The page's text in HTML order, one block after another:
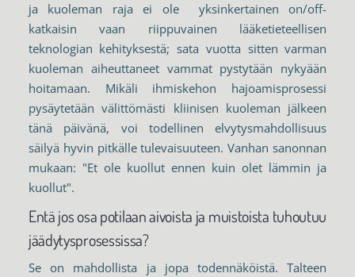
ja kuoleman raja ei ole yksinkertainen on/off-
katkaisin vaan riippuvainen lääketieteellisen
teknologian kehityksestä; sata vuotta sitten varman
kuoleman aiheuttaneet vammat pystytään nykyään
hoitamaan. Mikäli ihmiskehon hajoamisprosessi
pysäytetään välittömästi kliinisen kuoleman jälkeen
tänä päivänä, voi todellinen elvytysmahdollisuus
säilyä hyvin pitkälle tulevaisuuteen. Vanhan sanonnan
mukaan: "Et ole kuollut ennen kuin olet lämmin ja
kuollut".
Entä jos osa potilaan aivoista ja muistoista tuhoutuu
jäädytysprosessissa?
Se on mahdollista ja jopa todennäköistä. Talteen